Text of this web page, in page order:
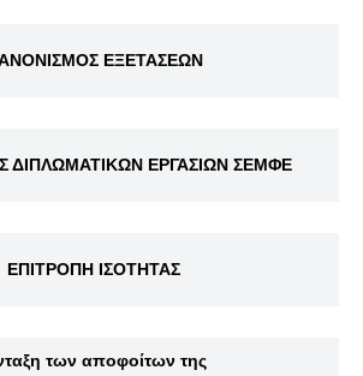
ΕΞΕΤΑΣΕΩΝ
ΔΙΠΛΩΜΑΤΙΚΩΝ ΕΡΓΑΣΙΩΝ ΣΕΜΦΕ
ΕΠΙΤΡΟΠΗ ΙΣΟΤΗΤΑΣ
των αποφοίτων της